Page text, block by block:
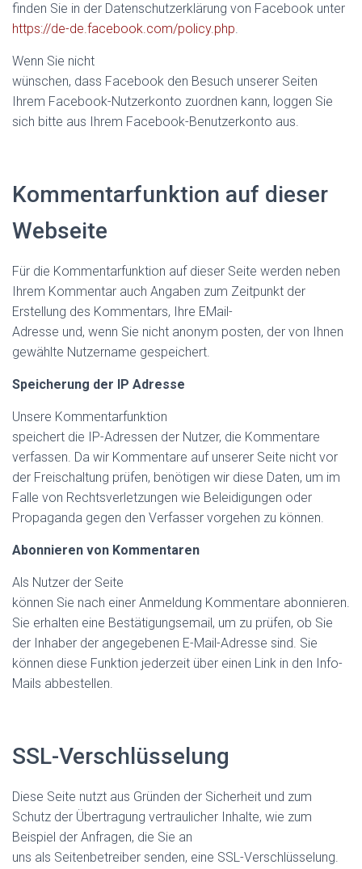
finden Sie in der Datenschutzerklärung von Facebook unter
https://de-de.facebook.com/policy.php.
Wenn Sie nicht
wünschen, dass Facebook den Besuch unserer Seiten
Ihrem Facebook-Nutzerkonto zuordnen kann, loggen Sie
sich bitte aus Ihrem Facebook-Benutzerkonto aus.
Kommentarfunktion auf dieser
Webseite
Für die Kommentarfunktion auf dieser Seite werden neben
Ihrem Kommentar auch Angaben zum Zeitpunkt der
Erstellung des Kommentars, Ihre EMail-
Adresse und, wenn Sie nicht anonym posten, der von Ihnen
gewählte Nutzername gespeichert.
Speicherung der IP Adresse
Unsere Kommentarfunktion
speichert die IP-Adressen der Nutzer, die Kommentare
verfassen. Da wir Kommentare auf unserer Seite nicht vor
der Freischaltung prüfen, benötigen wir diese Daten, um im
Falle von Rechtsverletzungen wie Beleidigungen oder
Propaganda gegen den Verfasser vorgehen zu können.
Abonnieren von Kommentaren
Als Nutzer der Seite
können Sie nach einer Anmeldung Kommentare abonnieren.
Sie erhalten eine Bestätigungsemail, um zu prüfen, ob Sie
der Inhaber der angegebenen E-Mail-Adresse sind. Sie
können diese Funktion jederzeit über einen Link in den Info-
Mails abbestellen.
SSL-Verschlüsselung
Diese Seite nutzt aus Gründen der Sicherheit und zum
Schutz der Übertragung vertraulicher Inhalte, wie zum
Beispiel der Anfragen, die Sie an
uns als Seitenbetreiber senden, eine SSL-Verschlüsselung.